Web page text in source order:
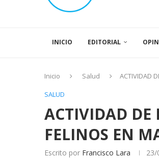
INICIO EDITORIAL
Inicio Salud
ACTIVIDAD
SALUD
ACTIVIDAD DE
FELINOS EN
Escrito por Francisco Lara 23/